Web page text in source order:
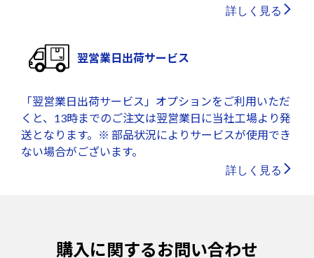
詳しく見る
翌営業日出荷サービス
「翌営業日出荷サービス」オプションをご利用いただ
くと、13時までのご注文は翌営業日に当社工場より発
送となります。※ 部品状況によりサービスが使用でき
ない場合がございます。
詳しく見る
購入に関するお問い合わせ